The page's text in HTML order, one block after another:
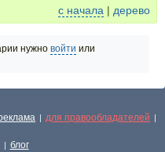
с начала | дерево
нужно войти или
| для правообладателей |
| блог